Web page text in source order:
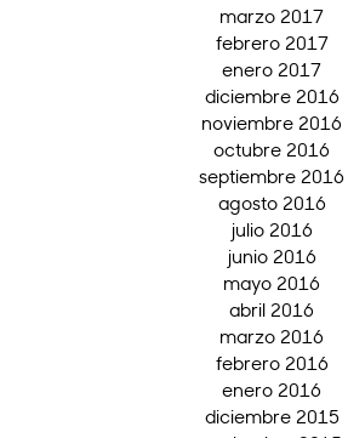
marzo 2017
febrero 2017
enero 2017
diciembre 2016
noviembre 2016
octubre 2016
septiembre 2016
agosto 2016
julio 2016
junio 2016
mayo 2016
abril 2016
marzo 2016
febrero 2016
enero 2016
diciembre 2015